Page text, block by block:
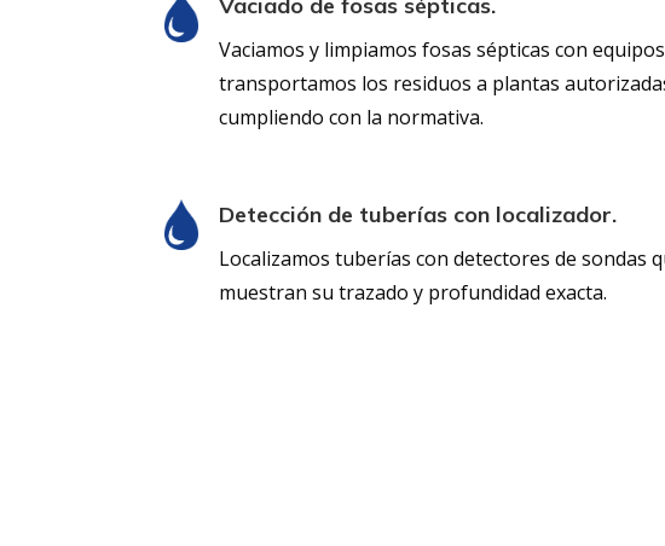
Vaciado de fosas sépticas.
Vaciamos y limpiamos fosas sépticas con
transportamos los residuos a plantas
cumpliendo con la normativa.
Detección de tuberías con localizador.
Localizamos tuberías con detectores de sondas
muestran su trazado y profundidad exacta.